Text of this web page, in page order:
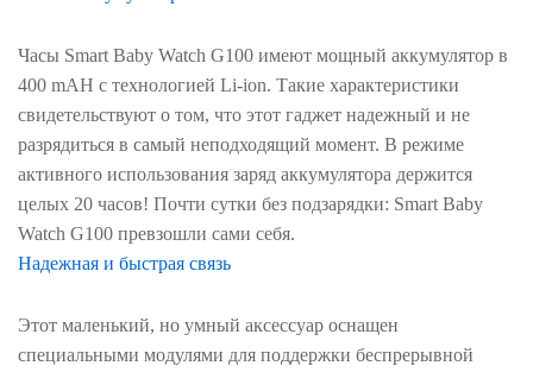
Часы Smart Baby Watch G100 имеют мощный аккумулятор в
400 mAH с технологией Li-ion. Такие характеристики
свидетельствуют о том, что этот гаджет надежный и не
разрядиться в самый неподходящий момент. В режиме
активного использования заряд аккумулятора держится
целых 20 часов! Почти сутки без подзарядки: Smart Baby
Watch G100 превзошли сами себя.
Надежная и быстрая связь
Этот маленький, но умный аксессуар оснащен
специальными модулями для поддержки беспрерывной